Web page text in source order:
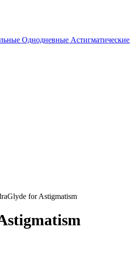
Однодневные Астигматические
for Astigmatism